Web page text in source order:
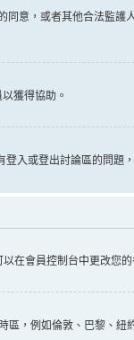
意，或者其他合法監
獲得協助。
入或登出討論區的問題
在會員控制台中更改您的
，例如倫敦、巴黎、